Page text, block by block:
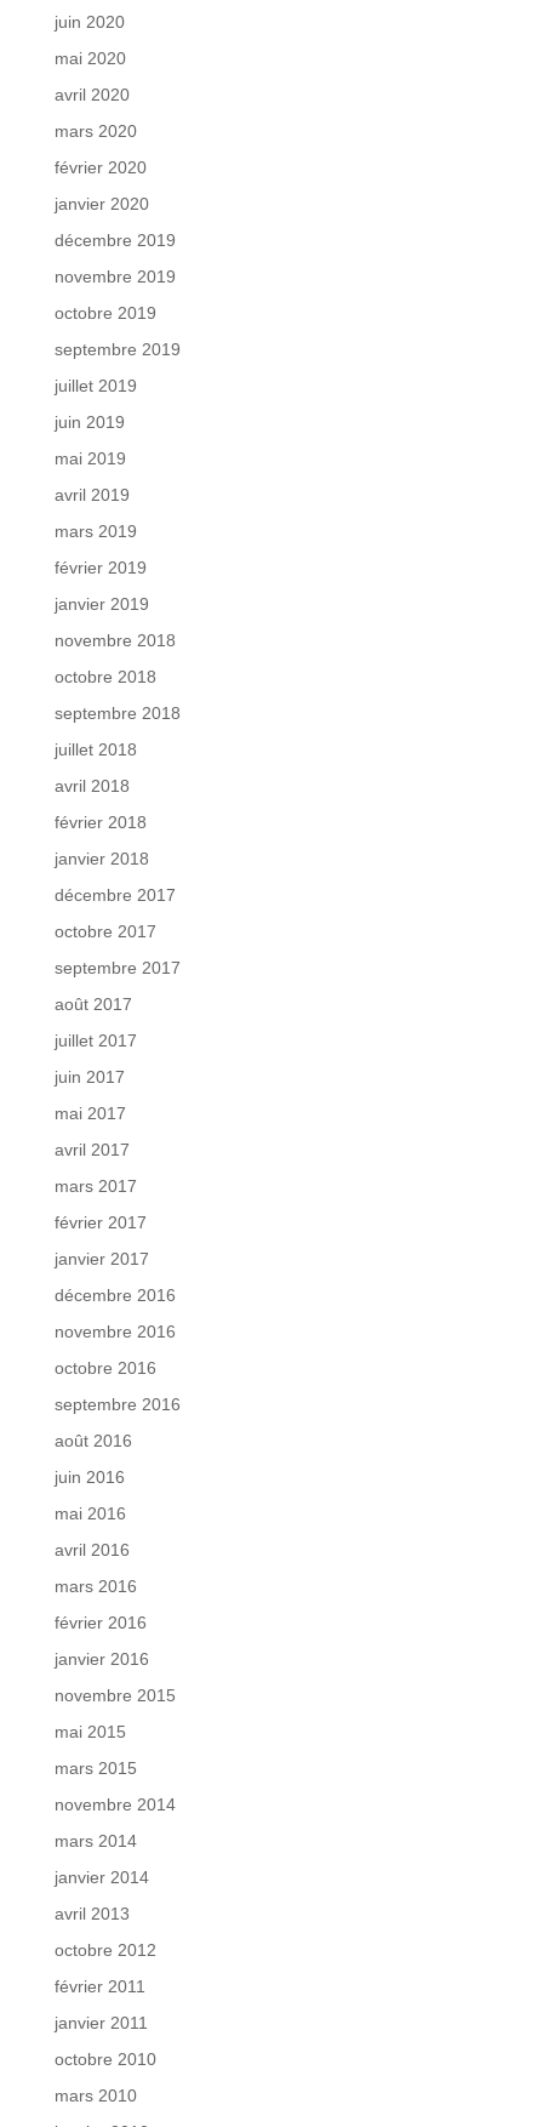
juin 2020
mai 2020
avril 2020
mars 2020
février 2020
janvier 2020
décembre 2019
novembre 2019
octobre 2019
septembre 2019
juillet 2019
juin 2019
mai 2019
avril 2019
mars 2019
février 2019
janvier 2019
novembre 2018
octobre 2018
septembre 2018
juillet 2018
avril 2018
février 2018
janvier 2018
décembre 2017
octobre 2017
septembre 2017
août 2017
juillet 2017
juin 2017
mai 2017
avril 2017
mars 2017
février 2017
janvier 2017
décembre 2016
novembre 2016
octobre 2016
septembre 2016
août 2016
juin 2016
mai 2016
avril 2016
mars 2016
février 2016
janvier 2016
novembre 2015
mai 2015
mars 2015
novembre 2014
mars 2014
janvier 2014
avril 2013
octobre 2012
février 2011
janvier 2011
octobre 2010
mars 2010